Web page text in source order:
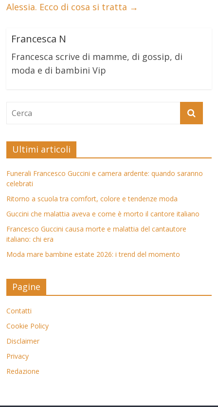
Alessia. Ecco di cosa si tratta →
Francesca N
Francesca scrive di mamme, di gossip, di
moda e di bambini Vip
Ultimi articoli
Funerali Francesco Guccini e camera ardente: quando saranno
celebrati
Ritorno a scuola tra comfort, colore e tendenze moda
Guccini che malattia aveva e come è morto il cantore italiano
Francesco Guccini causa morte e malattia del cantautore
italiano: chi era
Moda mare bambine estate 2026: i trend del momento
Pagine
Contatti
Cookie Policy
Disclaimer
Privacy
Redazione